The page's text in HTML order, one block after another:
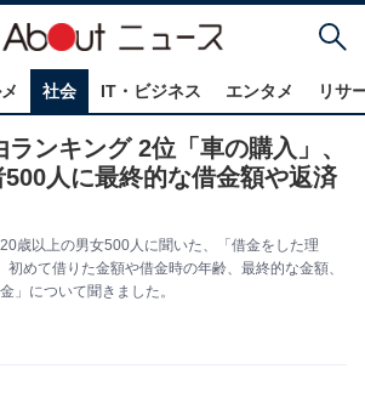
社会 IT・ビジネス エンタメ リサ
ンキング 2位「車の購入」、
人に最終的な借金額や返済
歳以上の男女500人に聞いた、「借金をした理
初めて借りた金額や借金時の年齢、最終的な金額、
」について聞きました。